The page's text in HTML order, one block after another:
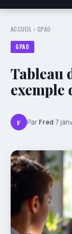
ACCUEIL › GPAO
GPAO
Tableau
exemple
F Par Fred·7